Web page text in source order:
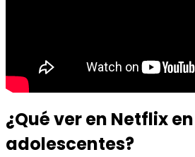
¿Qué ver en Netflix
adolescentes?